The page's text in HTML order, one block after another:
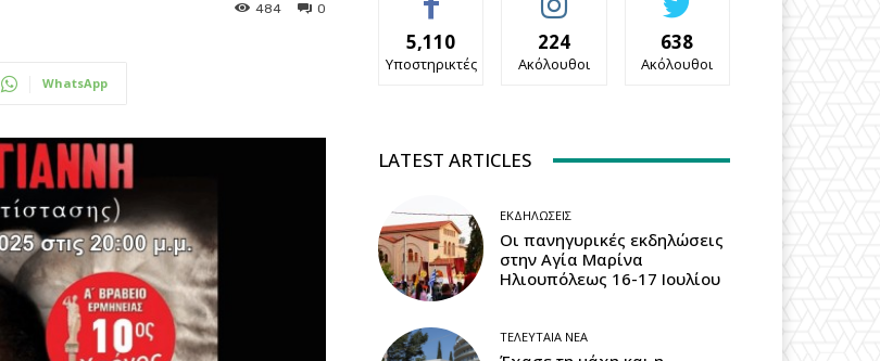
0
484
WhatsApp
5,110
Υποστηρικτές
224
Ακόλουθοι
638
Ακόλουθοι
LATEST ARTICLES
ΕΚΔΗΛΏΣΕΙΣ
Οι πανηγυρικές εκδηλώσεις
στην Αγία Μαρίνα
Ηλιουπόλεως 16-17 Ιουλίου
ΤΕΛΕΥΤΑΊΑ ΝΈΑ